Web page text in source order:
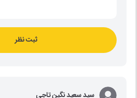
ثبت نظر
سید سعید نگین تاجی